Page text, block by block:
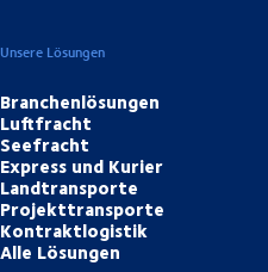
Unsere Lösungen
Branchenlösungen
Luftfracht
Seefracht
Express und Kurier
Landtransporte
Projekttransporte
Kontraktlogistik
Alle Lösungen